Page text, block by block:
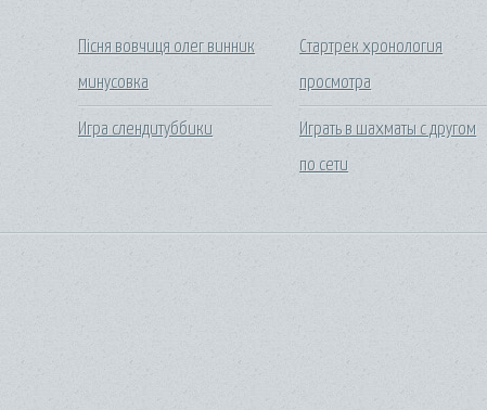
Пісня вовчиця олег винник
минусовка
Игра слендитуббики
Стартрек хронология
просмотра
Играть в шахматы с другом
по сети